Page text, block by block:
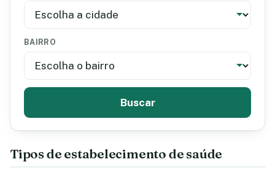
BAIRRO
Buscar
Tipos de estabelecimento de saúde